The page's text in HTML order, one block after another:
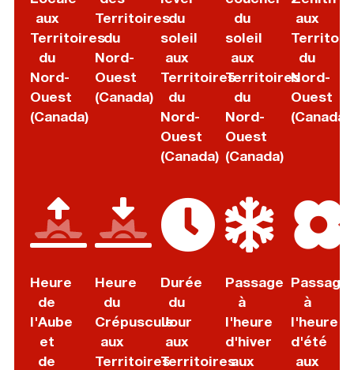
aux
Territoires
du
Nord-
Ouest
(Canada)
Territoires
du
Nord-
Ouest
(Canada)
du
soleil
aux
Territoires
du
Nord-
Ouest
(Canada)
du
soleil
aux
Territoires
du
Nord-
Ouest
(Canada)
aux
du
Nord-
Ouest
(Canada)
Heure
de
l'Aube
et
de
Heure
du
Crépuscule
aux
Territoires
Durée
du
Jour
aux
Territoires
Passage
à
l'heure
d'hiver
aux
Passage
à
l'heure
d'été
aux